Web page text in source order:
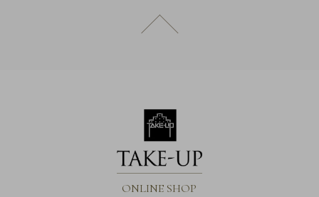
ページトップへ戻る
ONLINE SHOP